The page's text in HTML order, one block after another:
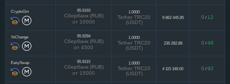
CryptoGin 95.9193
Сбербанк (RUB)
от 10000
1.0000
Tether TRC20
(USDT)
9 862 445.85 0 / 12
YoChange 95.9294
Сбербанк (RUB)
от 4500
1.0000
Tether TRC20
(USDT)
236 282.88 0 / 46
EasySwap 95.9315
Сбербанк (RUB)
от 15000
1.0000
Tether TRC20
(USDT)
4 115 349.00 0 / 92